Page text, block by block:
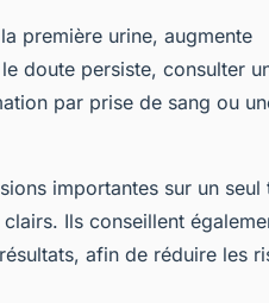
première urine, augmente
doute persiste, consulter
par prise de sang ou
importantes sur un seul
Ils conseillent
afin de réduire les